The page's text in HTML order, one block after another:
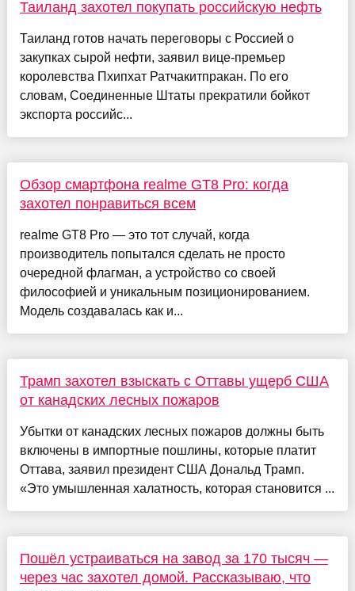
Таиланд захотел покупать российскую нефть
Таиланд готов начать переговоры с Россией о
закупках сырой нефти, заявил вице-премьер
королевства Пхипхат Ратчакитпракан. По его
словам, Соединенные Штаты прекратили бойкот
экспорта российс...
Обзор смартфона realme GT8 Pro: когда
захотел понравиться всем
realme GT8 Pro — это тот случай, когда
производитель попытался сделать не просто
очередной флагман, а устройство со своей
философией и уникальным позиционированием.
Модель создавалась как и...
Трамп захотел взыскать с Оттавы ущерб США
от канадских лесных пожаров
Убытки от канадских лесных пожаров должны быть
включены в импортные пошлины, которые платит
Оттава, заявил президент США Дональд Трамп.
«Это умышленная халатность, которая становится ...
Пошёл устраиваться на завод за 170 тысяч —
через час захотел домой. Рассказываю, что